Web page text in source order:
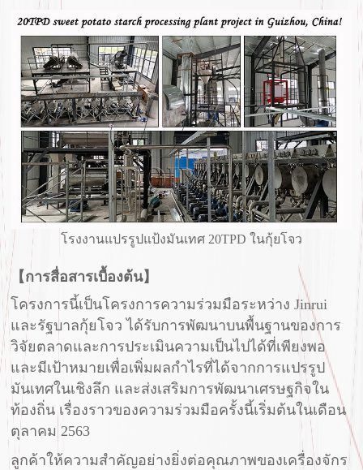
โรงงานแปรรูปแป้งมันเทศ 20TPD ในกุ้ยโจว
【การสื่อสารเบื้องต้น】
โครงการนี้เป็นโครงการความร่วมมือระหว่าง Jinrui
และรัฐบาลกุ้ยโจว ได้รับการพัฒนาบนพื้นฐานของการ
วิจัยตลาดและการประเมินความเป็นไปได้ที่เพียงพอ
และมีเป้าหมายเพื่อเพิ่มผลกำไรที่ได้จากการแปรรูป
มันเทศในเชิงลึก และส่งเสริมการพัฒนาเศรษฐกิจใน
ท้องถิ่น เรื่องราวของความร่วมมือครั้งนี้เริ่มต้นในเดือน
ตุลาคม 2563
ลูกค้าให้ความสำคัญอย่างยิ่งต่อคุณภาพของเครื่องจักร